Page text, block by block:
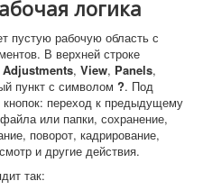
логика
пустую рабочую область с
В верхней строке
Adjustments, View, Panels,
пункт с символом ?. Под
переход к предыдущему
или папки, сохранение,
поворот, кадрирование,
и другие действия.
так: